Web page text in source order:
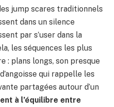
jump scares traditionnels
dans un silence
par s’user dans la
les séquences les plus
: plans longs, son presque
qui rappelle les
partagées autour d’un
à l’équilibre entre